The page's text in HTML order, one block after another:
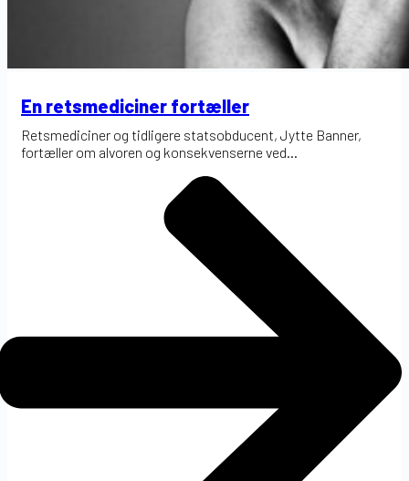
En retsmediciner fortæller
Retsmediciner og tidligere statsobducent, Jytte Banner,
fortæller om alvoren og konsekvenserne ved...